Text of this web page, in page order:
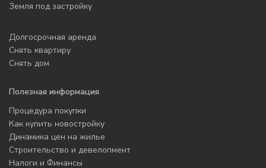
Земля под застройку
Долгосрочная аренда
Снять квартиру
Снять дом
Полезная информация
Процедура покупки
Как купить новостройку
Динамика цен на жилье
Строительство и девелопмент
Налоги и Финансы